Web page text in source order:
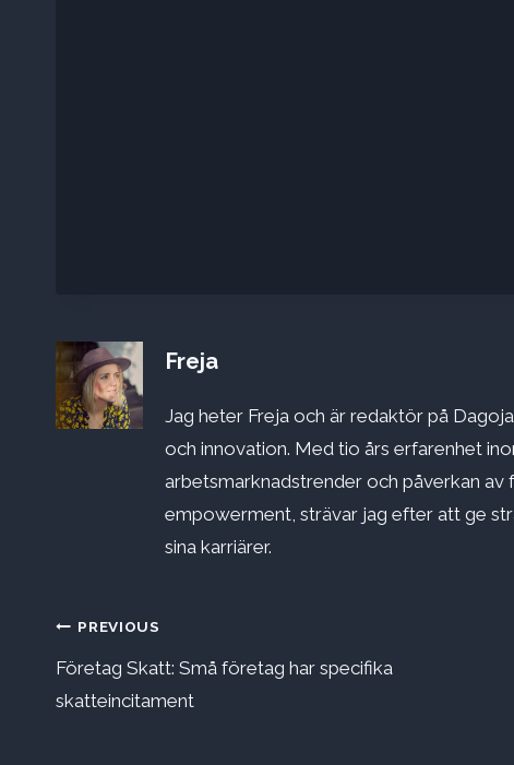
Freja
Jag heter Freja och är redaktör på
och innovation. Med tio års erfarenhet
arbetsmarknadstrender och påverkan av
empowerment, strävar jag efter att ge
sina karriärer.
Inläggsnavigering
PREVIOUS
Företag Skatt: Små företag har specifika
skatteincitament